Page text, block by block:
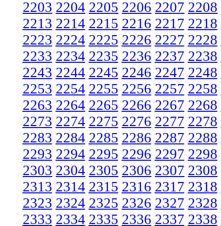
2203 2204 2205 2206 2207 2208
2213 2214 2215 2216 2217 2218
2223 2224 2225 2226 2227 2228
2233 2234 2235 2236 2237 2238
2243 2244 2245 2246 2247 2248
2253 2254 2255 2256 2257 2258
2263 2264 2265 2266 2267 2268
2273 2274 2275 2276 2277 2278
2283 2284 2285 2286 2287 2288
2293 2294 2295 2296 2297 2298
2303 2304 2305 2306 2307 2308
2313 2314 2315 2316 2317 2318
2323 2324 2325 2326 2327 2328
2333 2334 2335 2336 2337 2338